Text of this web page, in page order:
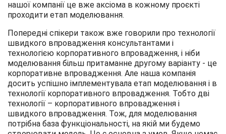
нашої компанії це вже аксіома в кожному проєкті
проходити етап моделювання.
Попередні спікери також вже говорили про технології
швидкого впровадження консультантами і
технологією корпоративного впровадження, і ніби
моделювання більш притаманне другому варіанту - це
корпоративне впровадження. Але наша компанія
досить успішно імплементувала етап моделювання і в
технології корпоративного впровадження. Тобто дві
технології – корпоративного впровадження і
швидкого впровадження. Тож, для моделювання
потрібна база функціональності, на якій ми будемо